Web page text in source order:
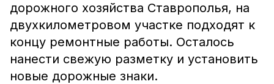
дорожного хозяйства Ставрополья, на
двухкилометровом участке подходят к
концу ремонтные работы. Осталось
нанести свежую разметку и установить
новые дорожные знаки.